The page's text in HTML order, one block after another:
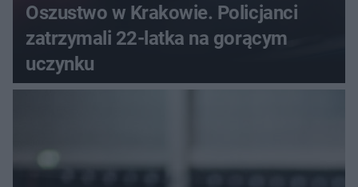
Oszustwo w Krakowie. Policjanci
zatrzymali 22-latka na gorącym
uczynku